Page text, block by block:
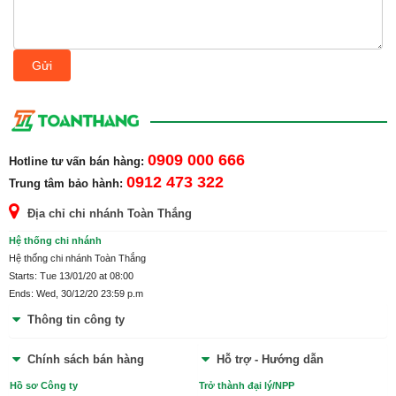
CHI NHÁNH THANH HÓA 1
(Số 359 Bà Triệu, phường Đông Thọ, TP.Thanh Hóa, Tỉnh Thanh Hóa)
CHI NHÁNH THANH HÓA 2
CHI NHÁNH NGHỆ AN 2
(Xóm Đông Mỹ, Xã Đông Hiếu, Thị Xã Thái Hòa, Nghệ An)
(Ngõ số 6, xóm 2, xã Nghi Phú, TP Vinh, Nghệ An)
(Khối Đại Đồng, Phường Thạch Linh, TP Hà Tĩnh)
Gửi
Hotline tư vấn bán hàng: 0909 000 666
Trung tâm bảo hành: 0912 473 322
Địa chỉ chi nhánh Toàn Thắng
Hệ thống chi nhánh
Hệ thống chi nhánh Toàn Thắng
Starts: Tue 13/01/20 at 08:00
Ends: Wed, 30/12/20 23:59 p.m
Thông tin công ty
Chính sách bán hàng
Hồ sơ Công ty
Hỗ trợ - Hướng dẫn
Trở thành đại lý/NPP